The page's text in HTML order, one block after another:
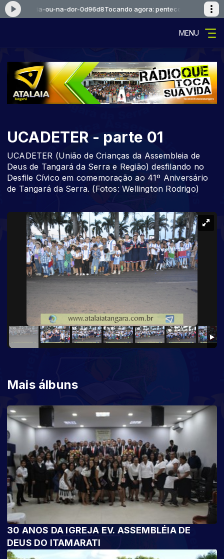
alegria-ou-na-dor-0d96d8Tocando agora: pentecostal-na-alegria-
MENU
UCADETER - parte 01
UCADETER (União de Crianças da Assembleia de
Deus de Tangará da Serra e Região) desfilando no
Desfile Cívico em comemoração ao 41º Aniversário
de Tangará da Serra. (Fotos: Wellington Rodrigo)
Mais álbuns
30 ANOS DA IGREJA EV. ASSEMBLÉIA DE
DEUS DO ITAMARATI